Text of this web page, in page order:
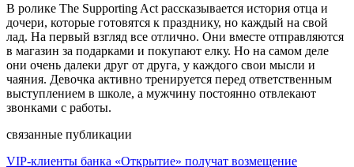
В ролике The Supporting Act рассказывается история отца и
дочери, которые готовятся к празднику, но каждый на свой
лад. На первый взгляд все отлично. Они вместе отправляются
в магазин за подарками и покупают елку. Но на самом деле
они очень далеки друг от друга, у каждого свои мысли и
чаяния. Девочка активно тренируется перед ответственным
выступлением в школе, а мужчину постоянно отвлекают
звонками с работы.
связанные публикации
VIP-клиенты банка «Открытие» получат возмещение